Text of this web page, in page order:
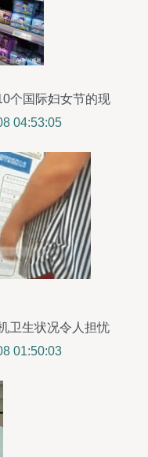
个国际妇女节的现
04:53:05
卫生状况令人担忧
01:50:03